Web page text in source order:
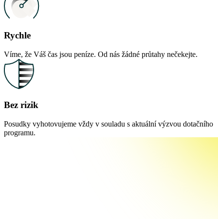
Rychle
Víme, že Váš čas jsou peníze. Od nás žádné průtahy nečekejte.
Bez rizik
Posudky vyhotovujeme vždy v souladu s aktuální výzvou dotačního
programu.